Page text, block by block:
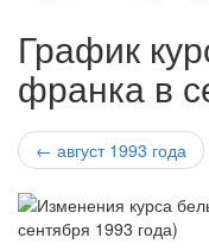
График
франка в
← август 1993 года